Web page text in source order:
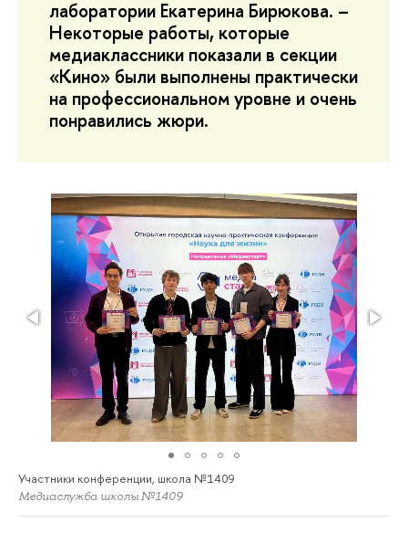
лаборатории Екатерина Бирюкова. –
Некоторые работы, которые
медиаклассники показали в секции
«Кино» были выполнены практически
на профессиональном уровне и очень
понравились жюри.
Участники конференции, школа №1409
Медиаслужба школы №1409